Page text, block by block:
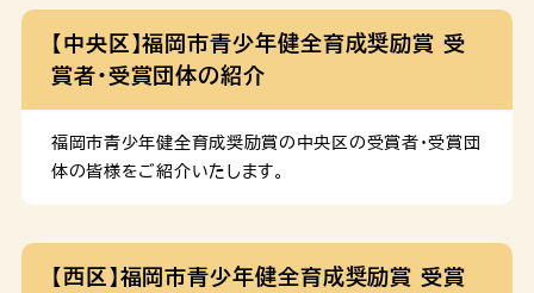
護に関すること、ヤングケアラーに関すること、児童手当、
支援が必要な子どもの把握・支援等に関すること こども
母体又は胎児の保護のために医療機関へ入院して必要
な医療を受けた方 ４．入院期間が７日以上であった方
５．前年の所得税課税額が年額３０，０００円以下の世帯
に属する方 ６．児童福祉法第２２条の規定による助産施
設への入所措置を受けていない方 対象となる疾病 １．
３０日以内に申請が必要です。ただし、入院期間が２１日
【中央区】福岡市青少年健全育成奨励賞 受
賞者・受賞団体の紹介
福岡市青少年健全育成奨励賞の中央区の受賞者・受賞団
体の皆様をご紹介いたします。
【西区】福岡市青少年健全育成奨励賞 受賞